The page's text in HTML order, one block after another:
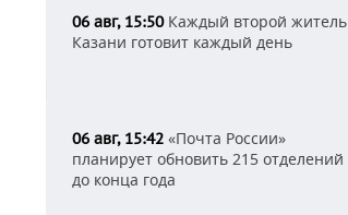
06 авг, 15:50Каждый второй житель
Казани готовит каждый день
06 авг, 15:42 «Почта России»
планирует обновить 215 отделений
до конца года